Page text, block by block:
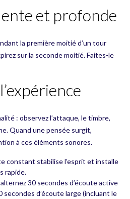
et profonde
la première moitié d’un tour
sur la seconde moitié. Faites-le
: observez l’attaque, le timbre,
Quand une pensée surgit,
à ces éléments sonores.
constant stabilise l’esprit et installe
rapide.
alternez 30 secondes d’écoute active
secondes d’écoute large (incluant le